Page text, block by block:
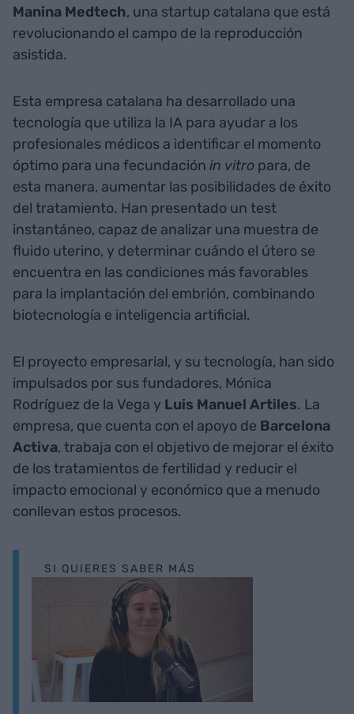
Manina Medtech, una startup catalana que está
revolucionando el campo de la reproducción
asistida.
Esta empresa catalana ha desarrollado una
tecnología que utiliza la IA para ayudar a los
profesionales médicos a identificar el momento
óptimo para una fecundación in vitro para, de
esta manera, aumentar las posibilidades de éxito
del tratamiento. Han presentado un test
instantáneo, capaz de analizar una muestra de
fluido uterino, y determinar cuándo el útero se
encuentra en las condiciones más favorables
para la implantación del embrión, combinando
biotecnología e inteligencia artificial.
El proyecto empresarial, y su tecnología, han sido
impulsados por sus fundadores, Mónica
Rodríguez de la Vega y Luis Manuel Artiles. La
empresa, que cuenta con el apoyo de Barcelona
Activa, trabaja con el objetivo de mejorar el éxito
de los tratamientos de fertilidad y reducir el
impacto emocional y económico que a menudo
conllevan estos procesos.
SI QUIERES SABER MÁS